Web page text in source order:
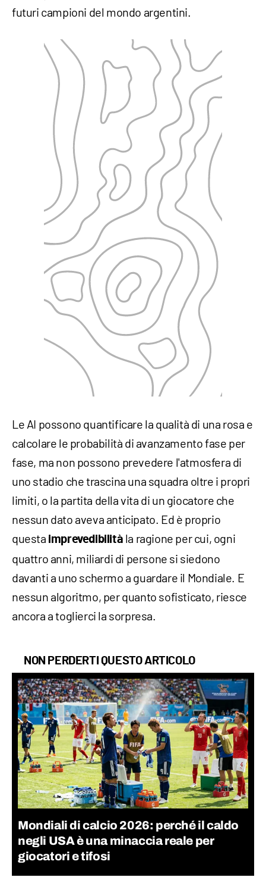
futuri campioni del mondo argentini.
Le AI possono quantificare la qualità di una rosa e
calcolare le probabilità di avanzamento fase per
fase, ma non possono prevedere l'atmosfera di
uno stadio che trascina una squadra oltre i propri
limiti, o la partita della vita di un giocatore che
nessun dato aveva anticipato. Ed è proprio
questa imprevedibilità la ragione per cui, ogni
quattro anni, miliardi di persone si siedono
davanti a uno schermo a guardare il Mondiale. E
nessun algoritmo, per quanto sofisticato, riesce
ancora a toglierci la sorpresa.
NON PERDERTI QUESTO ARTICOLO
Mondiali di calcio 2026: perché il caldo
negli USA è una minaccia reale per
giocatori e tifosi